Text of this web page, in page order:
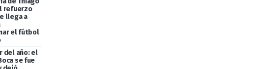
refuerzo
llega a
el fútbol
del año: el
se fue